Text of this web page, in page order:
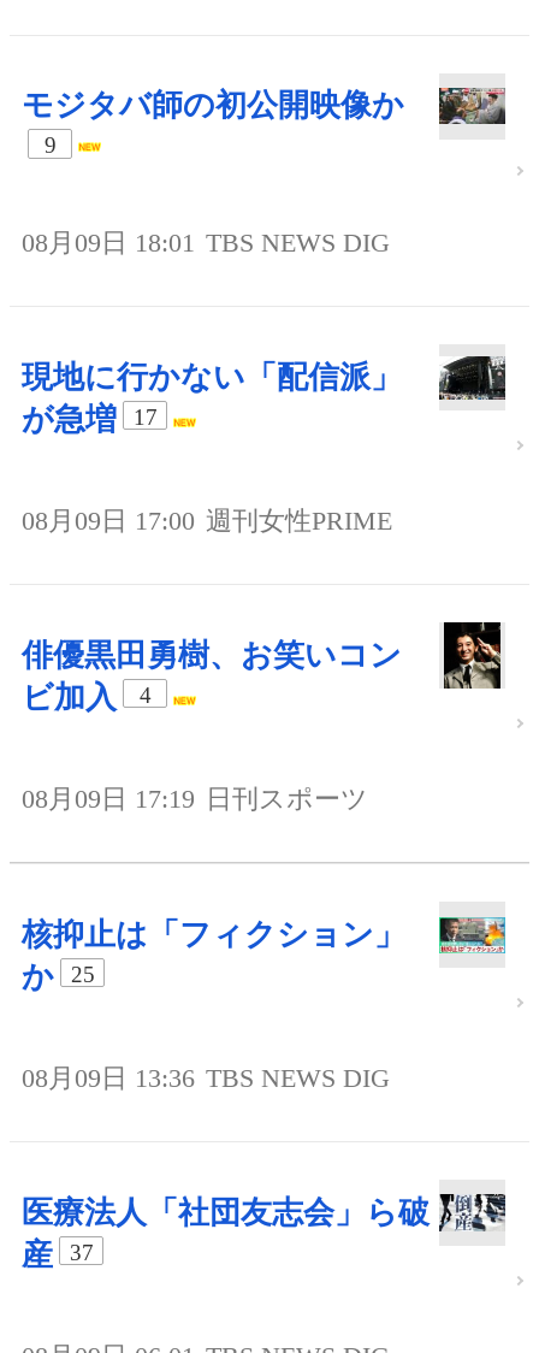
モジタバ師の初公開映像か
9
08月09日 18:01 TBS NEWS DIG
現地に行かない「配信派」
が急増
17
08月09日 17:00 週刊女性PRIME
俳優黒田勇樹、お笑いコン
ビ加入
4
08月09日 17:19 日刊スポーツ
核抑止は「フィクション」
か
25
08月09日 13:36 TBS NEWS DIG
医療法人「社団友志会」ら破
産
37